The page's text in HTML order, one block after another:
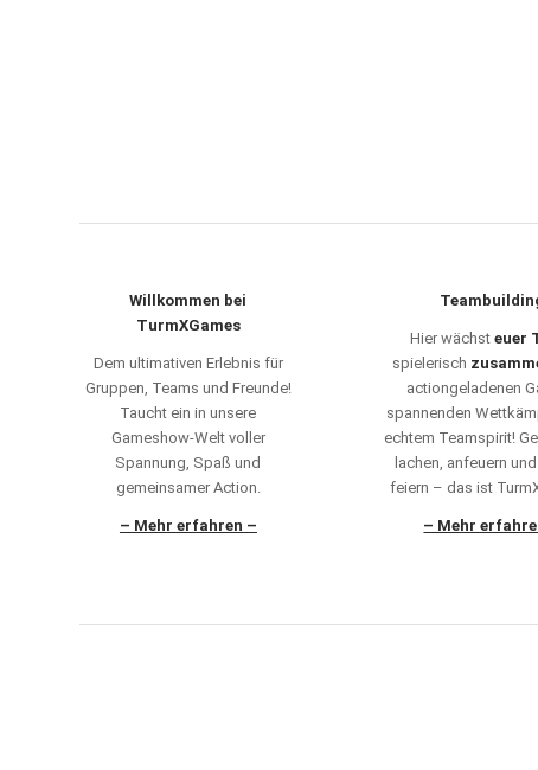
Willkommen bei
TurmXGames
Dem ultimativen Erlebnis für
Gruppen, Teams und Freunde!
Taucht ein in unsere
Gameshow-Welt voller
Spannung, Spaß und
gemeinsamer Action.
– Mehr erfahren –
Hier wächsteuer
spielerisch
actiongeladenen
spannenden
echtem Teamspirit!
lachen, anfeuern
feiern – das ist
– Mehr